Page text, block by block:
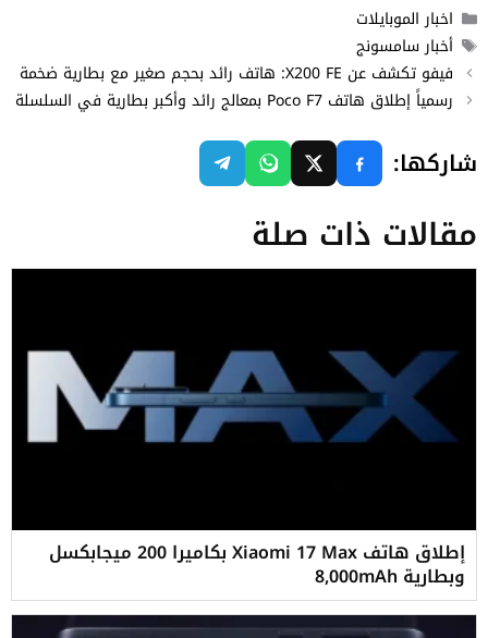
التصنيفات
اخبار الموبايلات
الوسوم
أخبار سامسونج
فيفو تكشف عن X200 FE: هاتف رائد بحجم صغير مع بطارية ضخمة
رسمياً إطلاق هاتف Poco F7 بمعالج رائد وأكبر بطارية في السلسلة
شاركها:
مقالات ذات صلة
إطلاق هاتف Xiaomi 17 Max بكاميرا 200 ميجابكسل
وبطارية 8,000mAh